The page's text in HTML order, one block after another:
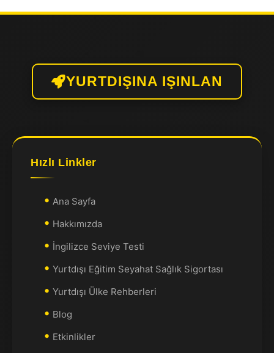
YURTDIŞINA IŞINLAN
Hızlı Linkler
Ana Sayfa
Hakkımızda
İngilizce Seviye Testi
Yurtdışı Eğitim Seyahat Sağlık Sigortası
Yurtdışı Ülke Rehberleri
Blog
Etkinlikler